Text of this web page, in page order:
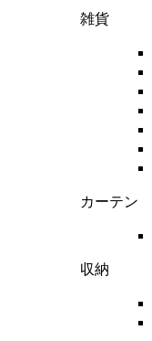
雑貨
カーテン
収納